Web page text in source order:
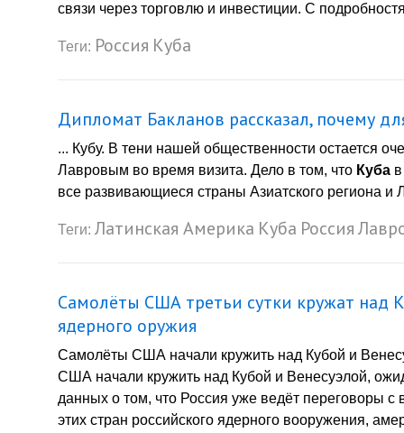
связи через торговлю и инвестиции. С
Теги: Россия Куба
Дипломат Бакланов рассказал, почему
... Кубу. В тени нашей общественности остается
Лавровым во время визита. Дело в том, что Куба
все развивающиеся страны Азиатского региона и
Теги: Латинская Америка Куба Россия
Самолёты США третьи сутки кружат над
ядерного оружия
Самолёты США начали кружить над Кубой и
США начали кружить над Кубой и Венесуэлой,
данных о том, что Россия уже ведёт переговоры
этих стран российского ядерного вооружения,